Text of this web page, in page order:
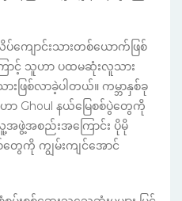
ကျောင်းသားတစ်ယောက်ဖြစ်
ောင့် သူဟာ ပထမဆုံးလူသား
ြစ်လာခဲ့ပါတယ်။ ကမ္ဘာနှစ်ခု
ာ Ghoul နယ်မြေစစ်ပွဲတွေကို
အဖွဲ့အစည်းအကြောင်း ပိုမို
ေကို ကျွမ်းကျင်အောင်